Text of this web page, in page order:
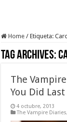
Home / Etiqueta:
Tag Archives:
The
You Did
4 octubre, 2013
The Vampire Diaries,